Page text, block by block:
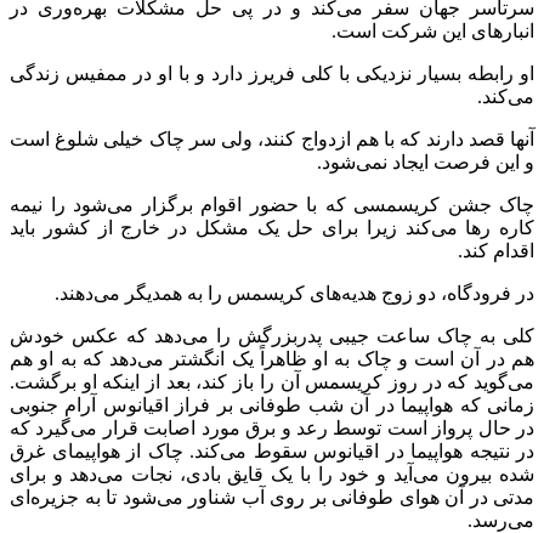
سرتاسر جهان سفر می‌کند و در پی حل مشکلات بهره‌وری در
انبارهای این شرکت است.
او رابطه بسیار نزدیکی با کلی فریرز دارد و با او در ممفیس زندگی
می‌کند.
آنها قصد دارند که با هم ازدواج کنند، ولی سر چاک خیلی شلوغ است
و این فرصت ایجاد نمی‌شود.
چاک جشن کریسمسی که با حضور اقوام برگزار می‌شود را نیمه
کاره رها می‌کند زیرا برای حل یک مشکل در خارج از کشور باید
اقدام کند.
در فرودگاه، دو زوج هدیه‌های کریسمس را به همدیگر می‌دهند.
کلی به چاک ساعت جیبی پدربزرگش را می‌دهد که عکس خودش
هم در آن است و چاک به او ظاهراً یک انگشتر می‌دهد که به او هم
می‌گوید که در روز کریسمس آن را باز کند، بعد از اینکه او برگشت.
زمانی که هواپیما در آن شب طوفانی بر فراز اقیانوس آرام جنوبی
در حال پرواز است توسط رعد و برق مورد اصابت قرار می‌گیرد که
در نتیجه هواپیما در اقیانوس سقوط می‌کند. چاک از هواپیمای غرق
شده بیرون می‌آید و خود را با یک قایق بادی، نجات می‌دهد و برای
مدتی در آن هوای طوفانی بر روی آب شناور می‌شود تا به جزیره‌ای
می‌رسد.